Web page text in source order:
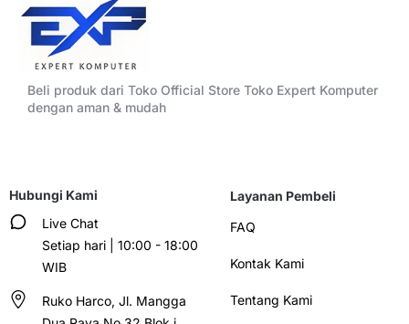
Beli produk dari Toko Official Store Toko Expert Komputer
dengan aman & mudah
Hubungi Kami
Live Chat
Setiap hari | 10:00 - 18:00
WIB
Ruko Harco, Jl. Mangga
Layanan Pembeli
FAQ
Kontak Kami
Tentang Kami